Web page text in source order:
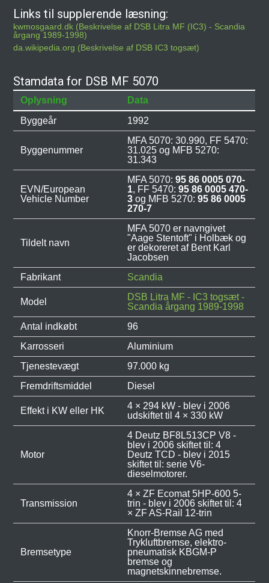
Links til supplerende læsning:
kwmosgaard.dk (Beskrivelse af DSB Litra MF (IC3) - Scandia
årgang 1989-1998)
da.wikipedia.org (Beskrivelse af DSB IC3 togsæt)
Stamdata for DSB MF 5070
Oplysning
Data
Byggeår
1992
Byggenummer
MFA 5070: 30.990, FF 5470:
31.025 og MFB 5270:
31.343
EVN/European
Vehicle Number
MFA 5070:95 86 0005 070-
1, FF 5470:95 86 0005 470-
3 og MFB 5270:95 86 0005
270-7
Tildelt navn
MFA 5070 er navngivet
"Aage Stentoft" i Holbæk og
er dekoreret af Bent Karl
Jacobsen
Fabrikant
Scandia
Model
DSB Litra MF - IC3 togsæt -
Scandia årgang 1989-1998
Antal indkøbt
96
Karrosseri
Aluminium
Tjenestevægt
97.000 kg
Fremdriftsmiddel
Diesel
Effekt i KW eller HK
4 × 294 kW - blev i 2006
udskiftet til 4 × 330 kW
Motor
4 Deutz BF8L513CP V8 -
blev i 2006 skiftet til: 4
Deutz TCD - blev i 2015
skiftet til: serie V6-
dieselmotorer.
Transmission
4 × ZF Ecomat 5HP-600 5-
trin - blev i 2006 skiftet til: 4
× ZF AS-Rail 12-trin
Bremsetype
Knorr-Bremse AG med
Trykluftbremse, elektro-
pneumatisk KBGM-P
bremse og
magnetskinnebremse.